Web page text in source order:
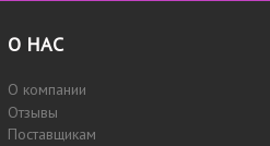
О НАС
О компании
Отзывы
Поставщикам